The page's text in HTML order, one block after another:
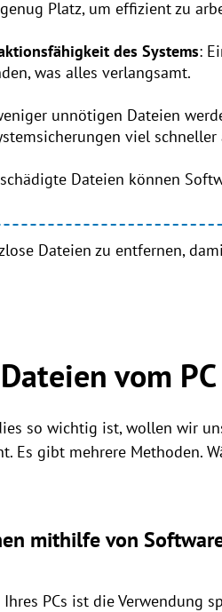
Platz, um effizient zu
des Systems:
was alles verlangsamt.
unnötigen Dateien
viel schneller
Dateien können
Dateien zu entfernen,
vom
so wichtig ist, wollen wir
Es gibt mehrere Methoden.
mithilfe von
PCs ist die Verwendung